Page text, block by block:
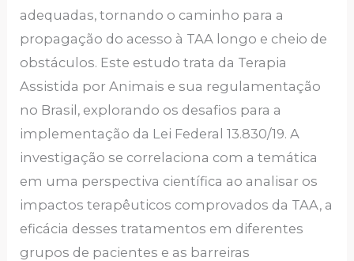
adequadas, tornando o caminho para a
propagação do acesso à TAA longo e cheio de
obstáculos. Este estudo trata da Terapia
Assistida por Animais e sua regulamentação
no Brasil, explorando os desafios para a
implementação da Lei Federal 13.830/19. A
investigação se correlaciona com a temática
em uma perspectiva científica ao analisar os
impactos terapêuticos comprovados da TAA, a
eficácia desses tratamentos em diferentes
grupos de pacientes e as barreiras